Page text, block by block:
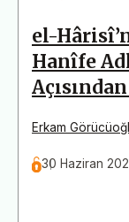
edilecektir. Bu
önce
Yayın
• Editör
• Şekilsel ve
el-
Hanîfe
Erkam
30 Haziran